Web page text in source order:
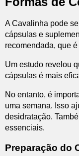
A Cavalinha pode
cápsulas e
recomendada, que
Um estudo revelou
cápsulas é mais
No entanto, é
uma semana. Isso
desidratação.
essenciais.
Preparação do